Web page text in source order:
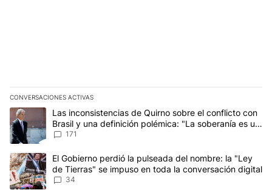
CONVERSACIONES ACTIVAS
Este listado muestra los artículos con más comentarios en los
Un artículo de tendencia con el título "Las inconsistencias de
Las inconsistencias de Quirno sobre el conflicto con
Brasil y una definición polémica: "La soberanía es un
concepto antiguo"
171
Un artículo de tendencia con el título "El Gobierno perdió la
El Gobierno perdió la pulseada del nombre: la "Ley
de Tierras" se impuso en toda la conversación digital
34